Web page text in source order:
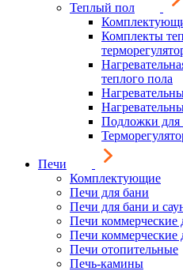
Теплый пол
Комплекты
теплого пола
Подложки для
Печи
Комплектующие
Печи для бани
Печи для бани и
Печи коммерческие
Печи коммерческие
Печи отопительные
Печь-камины